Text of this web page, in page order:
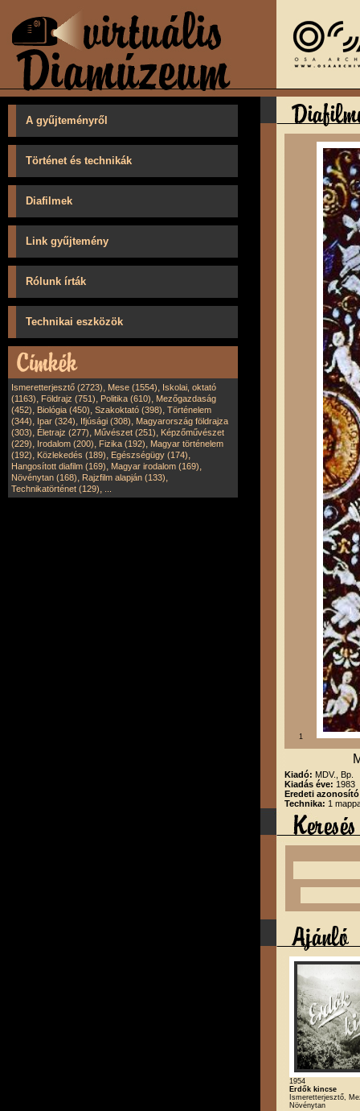
A gyűjteményről
Történet és technikák
Diafilmek
Link gyűjtemény
Rólunk írták
Technikai eszközök
Ismeretterjesztő (2723), Mese (1554), Iskolai, oktató
(1163), Földrajz (751), Politika (610), Mezőgazdaság
(452), Biológia (450), Szakoktató (398), Történelem
(344), Ipar (324), Ifjúsági (308), Magyarország földrajza
(303), Életrajz (277), Művészet (251), Képzőművészet
(229), Irodalom (200), Fizika (192), Magyar történelem
(192), Közlekedés (189), Egészségügy (174),
Hangosított diafilm (169), Magyar irodalom (169),
Növénytan (168), Rajzfilm alapján (133),
Technikatörténet (129),
1
Kiadó: MDV., Bp.
Kiadás éve: 1983
Eredeti
Technika: 1
1954
Erdők kincse
Ismeretterjesztő,
Növénytan